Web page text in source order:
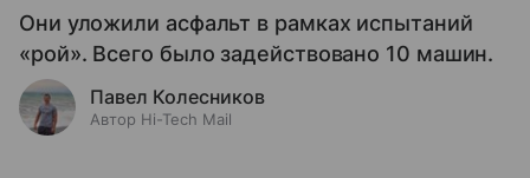
Они уложили асфальт в рамках испытаний
«рой». Всего было задействовано 10 машин.
Павел Колесников
Автор Hi-Tech Mail